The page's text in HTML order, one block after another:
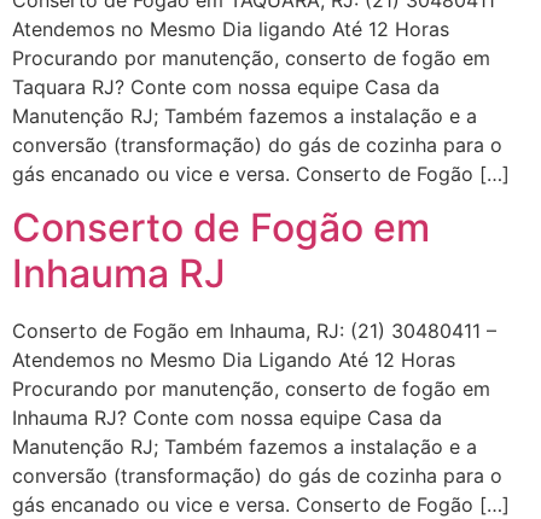
Atendemos no Mesmo Dia ligando Até 12 Horas
Procurando por manutenção, conserto de fogão em
Taquara RJ? Conte com nossa equipe Casa da
Manutenção RJ; Também fazemos a instalação e a
conversão (transformação) do gás de cozinha para o
gás encanado ou vice e versa. Conserto de Fogão […]
Conserto de Fogão em
Inhauma RJ
Conserto de Fogão em Inhauma, RJ: (21) 30480411 –
Atendemos no Mesmo Dia Ligando Até 12 Horas
Procurando por manutenção, conserto de fogão em
Inhauma RJ? Conte com nossa equipe Casa da
Manutenção RJ; Também fazemos a instalação e a
conversão (transformação) do gás de cozinha para o
gás encanado ou vice e versa. Conserto de Fogão […]